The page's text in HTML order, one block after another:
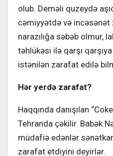
olub. Deməli quzeydə
cəmiyyətdə və incəsənət
narazılığa səbəb olmur,
təhlükəsi ilə qarşı
istənilən zarafat edilə
Hər yerdə zarafat?
Haqqında danışılan
Tehranda çəkilir. Babək
müdafiə edənlər
zarafat etdiyini deyirlər.